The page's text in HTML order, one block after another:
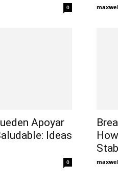
0
Apoyar
Ideas
0